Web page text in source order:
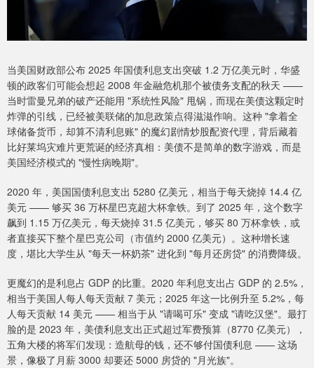
当美国财政部公布 2025 年国债利息支出突破 1.2 万亿美元时，华盛
顿的政客们可能会想起 2008 年金融危机那个被债务支配的秋天 ——
当时雷曼兄弟的破产还能用 "系统性风险" 甩锅，而现在美债这颗定时
炸弹的引线，已经被美联储的加息政策点得滋滋作响。这种 "拿着全
球储备货币，却算不清利息账" 的魔幻剧情炒股配资代理，背后藏着
比好莱坞灾难片更荒诞的经济真相：美债不是简单的数字游戏，而是
美国经济模式的 "慢性病晚期"。
2020 年，美国国债利息支出 5280 亿美元，相当于每天烧掉 14.4 亿
美元 —— 够买 36 万杯星巴克超大杯拿铁。到了 2025 年，这个数字
飙到 1.15 万亿美元，每天烧掉 31.5 亿美元，够买 80 万杯拿铁，或
者直接买下整个星巴克公司（市值约 2000 亿美元）。这种增长速
度，堪比大学生从 "每天一杯奶茶" 进化到 "每月还房贷" 的消费降级。
更魔幻的是利息占 GDP 的比重。2020 年利息支出占 GDP 的 2.5%，
相当于美国人每人每天贡献 7 美元；2025 年这一比例升至 5.2%，每
人每天贡献 14 美元 —— 相当于从 "请喝可乐" 变成 "请吃汉堡"。最打
脸的是 2023 年，美债利息支出正式超过军费预算（8770 亿美元），
五角大楼的将军们发现：造航母的钱，还不够付国债利息 —— 这场
景，像极了月薪 3000 却要还 5000 房贷的 "月光族"。